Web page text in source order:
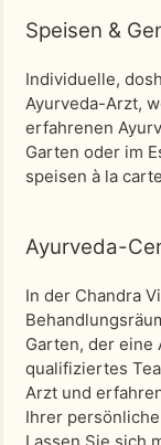
Speisen &
Individuelle,
Ayurveda-Arzt,
erfahrenen
Garten oder im
speisen à la
Ayurveda-
In der Chandra
Garten, der eine
qualifiziertes
Arzt und
Ihrer